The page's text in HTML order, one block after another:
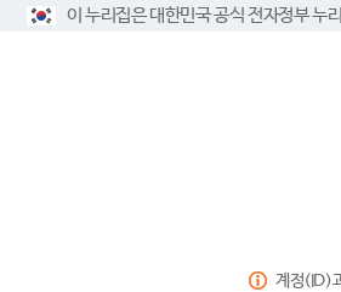
이 누리집은 대한민국 공식 전자정부 누
계정(ID)